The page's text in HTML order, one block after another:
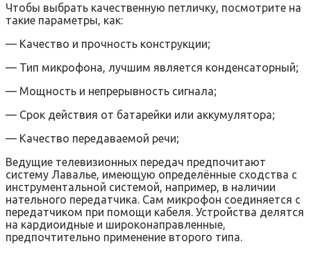
Чтобы выбрать качественную петличку, посмотрите на
такие параметры, как:
— Качество и прочность конструкции;
— Тип микрофона, лучшим является конденсаторный;
— Мощность и непрерывность сигнала;
— Срок действия от батарейки или аккумулятора;
— Качество передаваемой речи;
Ведущие телевизионных передач предпочитают
систему Лавалье, имеющую определённые сходства с
инструментальной системой, например, в наличии
нательного передатчика. Сам микрофон соединяется с
передатчиком при помощи кабеля. Устройства делятся
на кардиоидные и широконаправленные,
предпочтительно применение второго типа.